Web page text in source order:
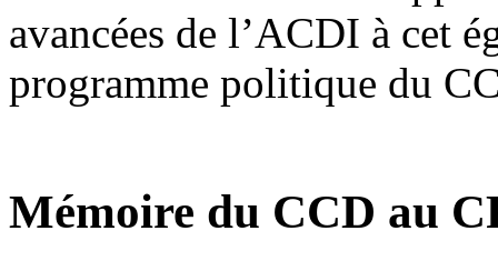
avancées de l’ACDI à cet
programme politique du
Mémoire du CCD au